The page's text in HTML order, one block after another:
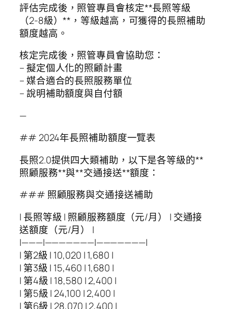
評估完成後，照管專員會核定**長照等級
（2-8級）**，等級越高，可獲得的長照補助
額度越高。
核定完成後，照管專員會協助您：
– 擬定個人化的照顧計畫
– 媒合適合的長照服務單位
– 說明補助額度與自付額
—
## 2024年長照補助額度一覽表
長照2.0提供四大類補助，以下是各等級的**
照顧服務**與**交通接送**額度：
### 照顧服務與交通接送補助
| 長照等級 | 照顧服務額度（元/月） | 交通接
送額度（元/月） |
|———|———————|———————|
| 第2級 | 10,020 | 1,680 |
| 第3級 | 15,460 | 1,680 |
| 第4級 | 18,580 | 2,400 |
| 第5級 | 24,100 | 2,400 |
| 第6級 | 28,070 | 2,400 |